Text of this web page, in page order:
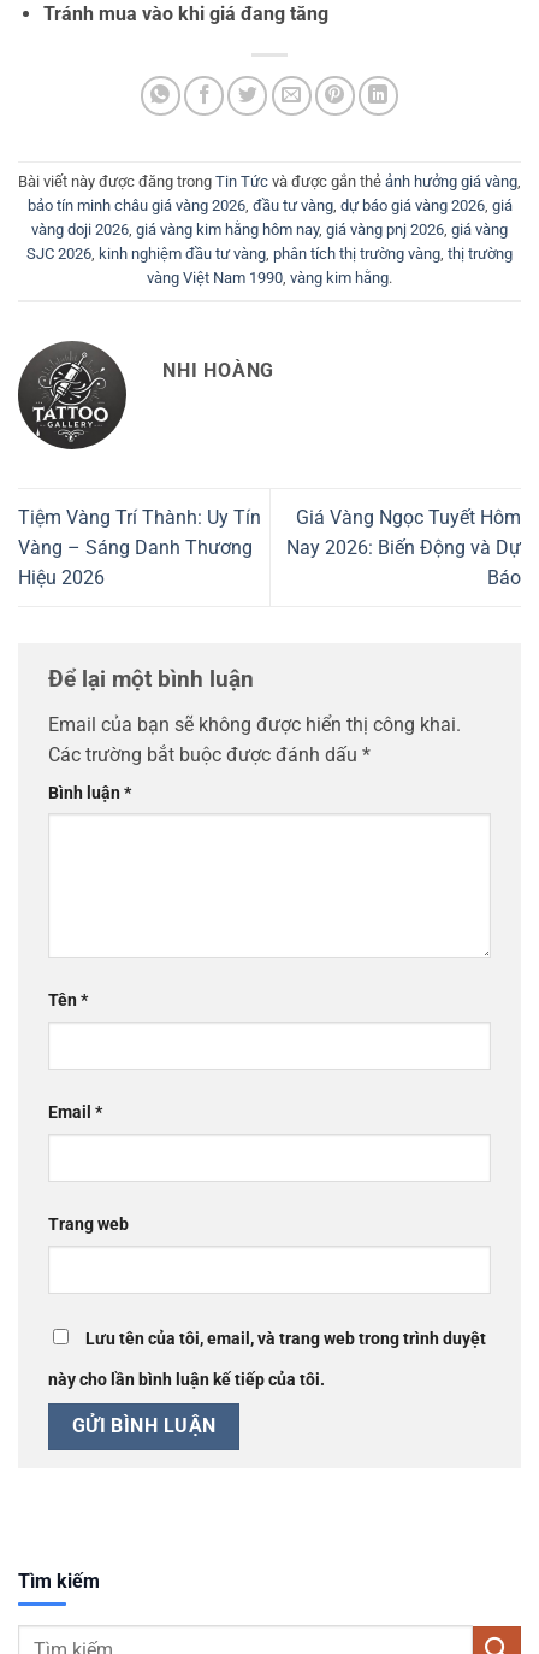
Tránh mua vào khi giá đang tăng
Bài viết này được đăng trong Tin Tức và được gắn thẻ ảnh hưởng giá vàng
bảo tín minh châu giá vàng 2026, đầu tư vàng, dự báo giá vàng 2026, giá
vàng doji 2026 giá vàng kim hằng hôm nay, giá vàng pnj 2026 giá vàng
SJC 2026 kinh nghiệm đầu tư vàng phân tích thị trường vàng thị trường
vàng Việt Nam 1990 vàng kim hằng.
NHI HOÀNG
Tiệm Vàng Trí Thành: Uy Tín
Vàng – Sáng Danh Thương
Hiệu 2026
Giá Vàng Ngọc Tuyết Hôm
Nay 2026: Biến Động và Dự
Báo
Để lại một bình luận
Email của bạn sẽ không được hiển thị công khai.
Các trường bắt buộc được đánh dấu *
Bình luận*
Tên*
Email *
Trang web
Lưu tên của tôi, email, và trang web trong trình duyệt
này cho lần bình luận kế tiếp của tôi.
Tìm kiếm